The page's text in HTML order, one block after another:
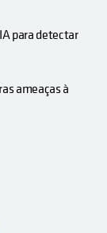
para detectar
ameaças à